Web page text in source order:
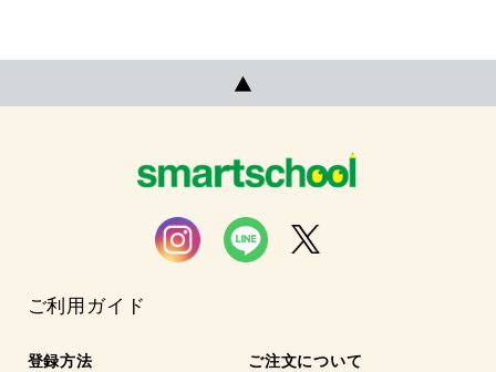
ご利用ガイド
登録方法 ご注文について